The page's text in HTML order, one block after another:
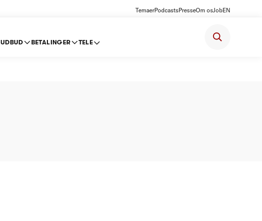
TemaerPodcastsPresseOm osJobEN
UDBUD BETALINGER TELE